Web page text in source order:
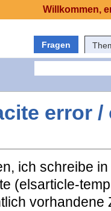
Fragen
error
ich schreibe
(elsarticle-
vorhandene
Willkommen,